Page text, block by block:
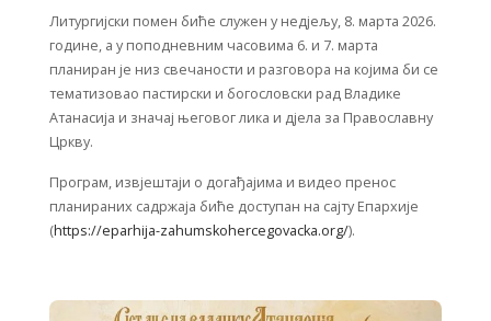
Литургијски помен биће служен у недјељу, 8. марта 2026.
године, а у поподневним часовима 6. и 7. марта
планиран је низ свечаности и разговора на којима би се
тематизовао пастирски и богословски рад Владике
Атанасија и значај његовог лика и дјела за Православну
Цркву.
Програм, извјештаји о догађајима и видео пренос
планираних садржаја биће доступан на сајту Епархије
(https://eparhija-zahumskohercegovacka.org/).